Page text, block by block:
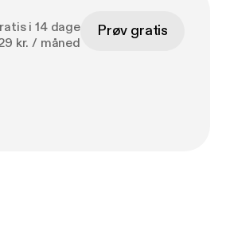
i 14 dage
kr. / måned
Prøv gratis